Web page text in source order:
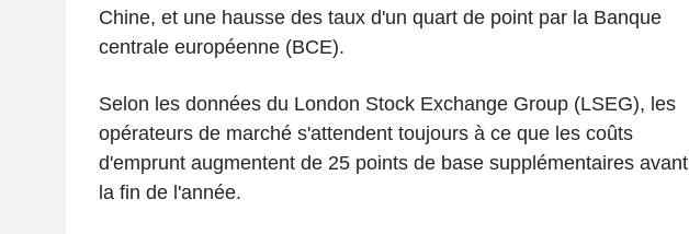
Chine, et une hausse des taux d'un quart de point par la Banque
centrale européenne (BCE).
Selon les données du London Stock Exchange Group (LSEG), les
opérateurs de marché s'attendent toujours à ce que les coûts
d'emprunt augmentent de 25 points de base supplémentaires avant
la fin de l'année.